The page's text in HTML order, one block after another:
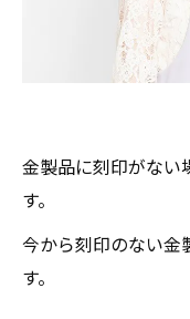
金製品に刻印がない
す。
今から刻印のない金
す。